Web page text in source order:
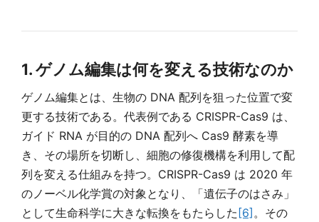
1. ゲノム編集は何を変える技術なのか
ゲノム編集とは、生物の DNA 配列を狙った位置で変
更する技術である。代表例である CRISPR-Cas9 は、
ガイド RNA が目的の DNA 配列へ Cas9 酵素を導
き、その場所を切断し、細胞の修復機構を利用して配
列を変える仕組みを持つ。CRISPR-Cas9 は 2020 年
のノーベル化学賞の対象となり、「遺伝子のはさみ」
として生命科学に大きな転換をもたらした[6] 。その